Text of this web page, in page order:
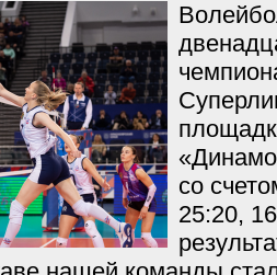
со
25:20,